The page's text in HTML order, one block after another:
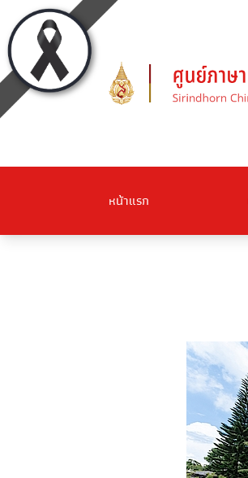
หน้าแรก